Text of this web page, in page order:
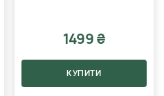
1499 ₴
КУПИТИ